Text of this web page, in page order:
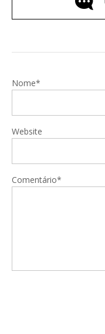
Nome*
Website
Comentário*